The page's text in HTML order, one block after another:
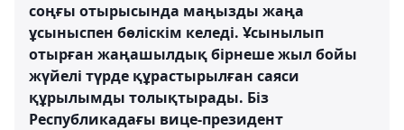
соңғы отырысында маңызды жаңа
ұсыныспен бөліскім келеді. Ұсынылып
отырған жаңашылдық бірнеше жыл бойы
жүйелі түрде құрастырылған саяси
құрылымды толықтырады. Біз
Республикадағы вице-президент